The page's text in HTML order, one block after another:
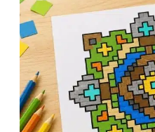
MALVORLAGENCLUB